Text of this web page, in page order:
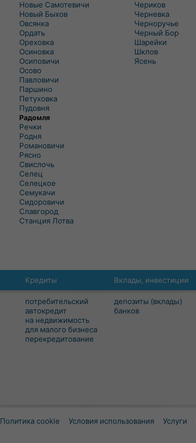
Новые Самотевичи
Новый Быхов
Овсянка
Ордать
Ореховка
Осиновка
Осиповичи
Осово
Павловичи
Паршино
Петуховка
Пудовня
Радомля
Речки
Родня
Романовичи
Рясно
Свислочь
Селец
Селецкое
Семукачи
Сидоровичи
Славгород
Станция Лотва
Чериков
Черневка
Черноручье
Черный Бор
Шарейки
Шклов
Ясень
Кредиты
потребительский
автокредит
на недвижимость
для малого бизнеса
перекредитование
Вклады, инвестиции
депозиты (вклады)
банков
Политика cookie Условия использования Услуги